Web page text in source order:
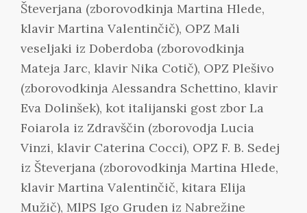
Števerjana (zborovodkinja Martina Hlede,
klavir Martina Valentinčič), OPZ Mali
veseljaki iz Doberdoba (zborovodkinja
Mateja Jarc, klavir Nika Cotič), OPZ Plešivo
(zborovodkinja Alessandra Schettino, klavir
Eva Dolinšek), kot italijanski gost zbor La
Foiarola iz Zdravščin (zborovodja Lucia
Vinzi, klavir Caterina Cocci), OPZ F. B. Sedej
iz Števerjana (zborovodkinja Martina Hlede,
klavir Martina Valentinčič, kitara Elija
Mužič), MlPS Igo Gruden iz Nabrežine